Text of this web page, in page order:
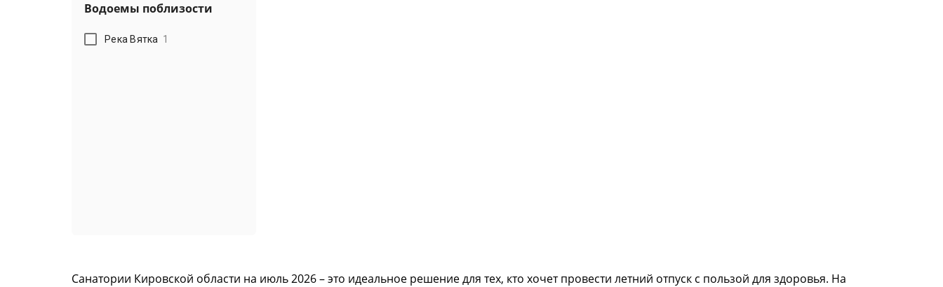
Водоемы поблизости
Река Вятка 1
Санатории Кировской области на июль 2026 – это идеальное решение для тех, кто хочет провести летний отпуск с пользой для здоровья. На